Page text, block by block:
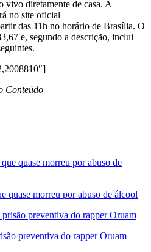
vivo diretamente de casa. A
no site oficial
das 11h no horário de Brasília. O
e, segundo a descrição, inclui
Conteúdo
quase morreu por abuso de álcool
preventiva do rapper Oruam